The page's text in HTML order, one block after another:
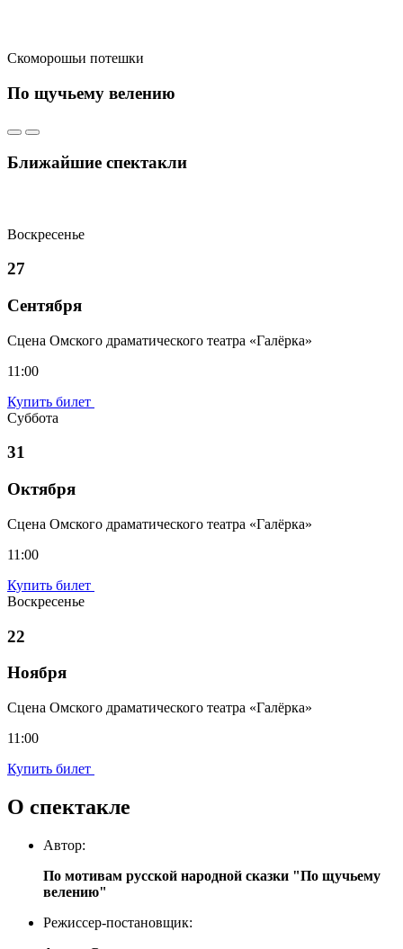
Скоморошьи потешки
По щучьему велению
Ближайшие спектакли
Воскресенье
27
Сентября
Сцена Омского драматического театра «Галёрка»
11:00
Купить билет
Суббота
31
Октября
Сцена Омского драматического театра «Галёрка»
11:00
Купить билет
Воскресенье
22
Ноября
Сцена Омского драматического театра «Галёрка»
11:00
Купить билет
О спектакле
Автор:
По мотивам русской народной сказки "По щучьему
велению"
Режиссер-постановщик: